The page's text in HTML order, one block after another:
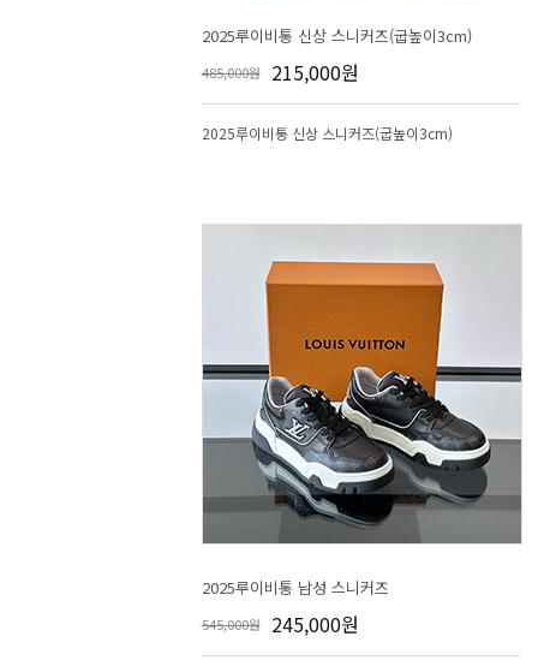
2025루이비통 신상 스니커즈(굽높이3cm)
485,000원 215,000원
2025루이비통 신상 스니커즈(굽높이3cm)
2025루이비통 남성 스니커즈
545,000원 245,000원